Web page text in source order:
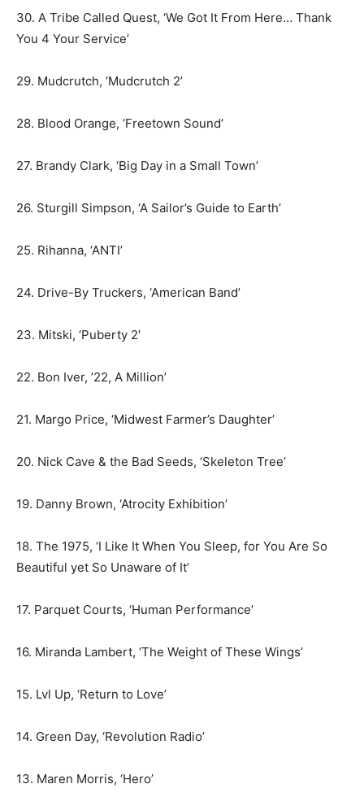
30. A Tribe Called Quest, ‘We Got It From Here… Thank
You 4 Your Service’
29. Mudcrutch, ‘Mudcrutch 2’
28. Blood Orange, ‘Freetown Sound’
27. Brandy Clark, ‘Big Day in a Small Town’
26. Sturgill Simpson, ‘A Sailor’s Guide to Earth’
25. Rihanna, ‘ANTI’
24. Drive-By Truckers, ‘American Band’
23. Mitski, ‘Puberty 2′
22. Bon Iver, ’22, A Million’
21. Margo Price, ‘Midwest Farmer’s Daughter’
20. Nick Cave & the Bad Seeds, ‘Skeleton Tree’
19. Danny Brown, ‘Atrocity Exhibition’
18. The 1975, ‘I Like It When You Sleep, for You Are So
Beautiful yet So Unaware of It’
17. Parquet Courts, ‘Human Performance’
16. Miranda Lambert, ‘The Weight of These Wings’
15. Lvl Up, ‘Return to Love’
14. Green Day, ‘Revolution Radio’
13. Maren Morris, ‘Hero’